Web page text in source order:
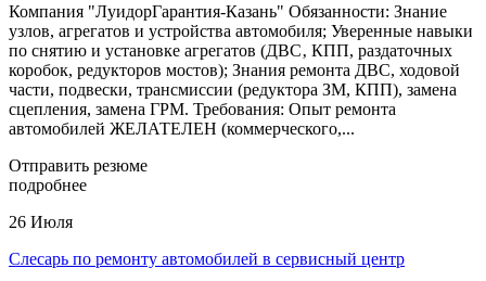
Компания "ЛуидорГарантия-Казань" Обязанности: Знание
узлов, агрегатов и устройства автомобиля; Уверенные навыки
по снятию и установке агрегатов (ДВС‚ КПП, раздаточных
коробок, редукторов мостов); Знания ремонта ДВС, ходовой
части, подвески, трансмиссии (редуктора ЗМ, КПП), замена
сцепления, замена ГРМ. Требования: Опыт ремонта
автомобилей ЖЕЛАТЕЛЕН (коммерческого,...
Отправить резюме
подробнее
26 Июля
Слесарь по ремонту автомобилей в сервисный центр